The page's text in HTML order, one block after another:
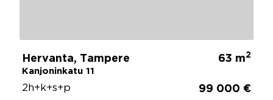
Hervanta, Tampere
Kanjoninkatu 11
63 m2
2h+k+s+p 99 000 €